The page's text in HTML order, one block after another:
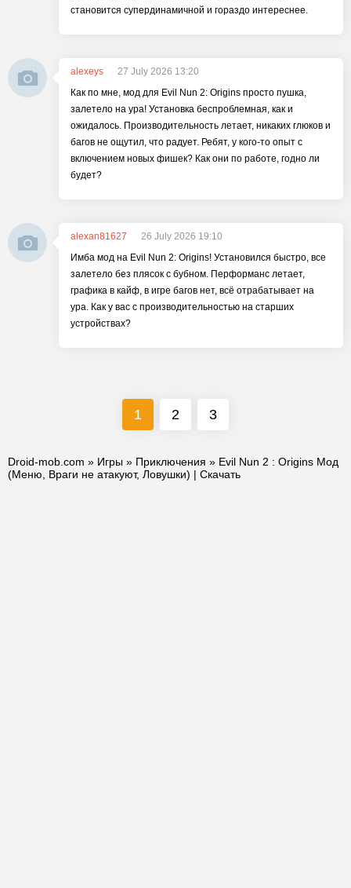
становится супердинамичной и гораздо интереснее.
alexeys
27 July 2026 13:20
Как по мне, мод для Evil Nun 2: Origins просто пушка,
залетело на ура! Установка беспроблемная, как и
ожидалось. Производительность летает, никаких глюков и
багов не ощутил, что радует. Ребят, у кого-то опыт с
включением новых фишек? Как они по работе, годно ли
будет?
alexan81627
26 July 2026 19:10
Имба мод на Evil Nun 2: Origins! Установился быстро, все
залетело без плясок с бубном. Перформанс летает,
графика в кайф, в игре багов нет, всё отрабатывает на
ура. Как у вас с производительностью на старших
устройствах?
1 2 3
Droid-mob.com » Игры » Приключения » Evil Nun 2 : Origins Мод
(Меню, Враги не атакуют, Ловушки) | Скачать